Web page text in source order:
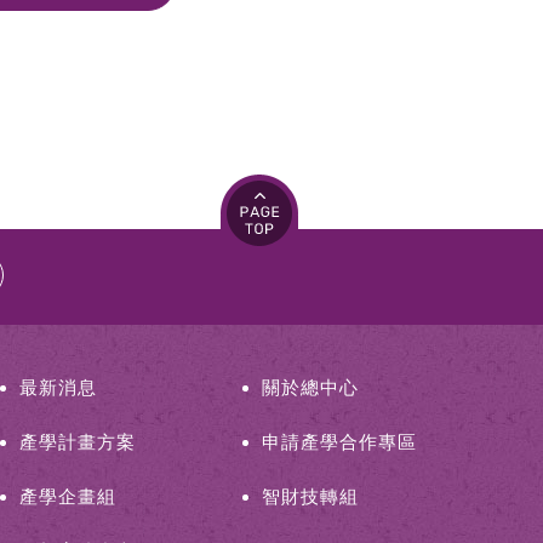
最新消息 關於總中心
產學計畫方案 申請產學合作專區
產學企畫組 智財技轉組